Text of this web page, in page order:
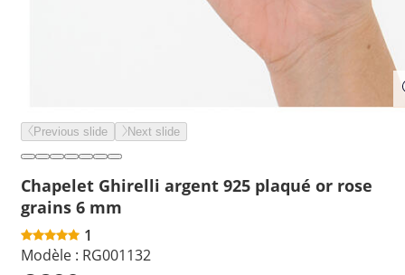
Previous slide Next slide
Chapelet Ghirelli argent 925 plaqué or rose
grains 6 mm
1
Modèle : RG001132